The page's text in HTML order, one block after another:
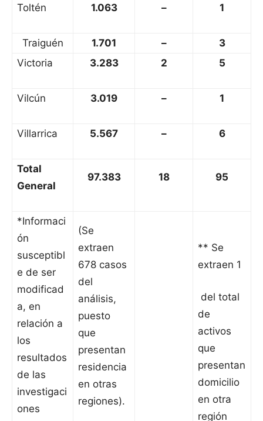
Toltén 1.063 – 1
Traiguén 1.701 –
3
Victoria
3.283 2 5
Vilcún 3.019 – 1
Villarrica 5.567 – 6
Total
General
97.383 18 95
*Informaci
ón
susceptibl
e de ser
modificad
a, en
relación a
los
resultados
de las
investigaci
ones
(Se
extraen
678 casos
del
análisis,
puesto
que
presentan
residencia
en otras
regiones).
** Se
extraen 1
del total
de
activos
que
presentan
domicilio
en otra
región